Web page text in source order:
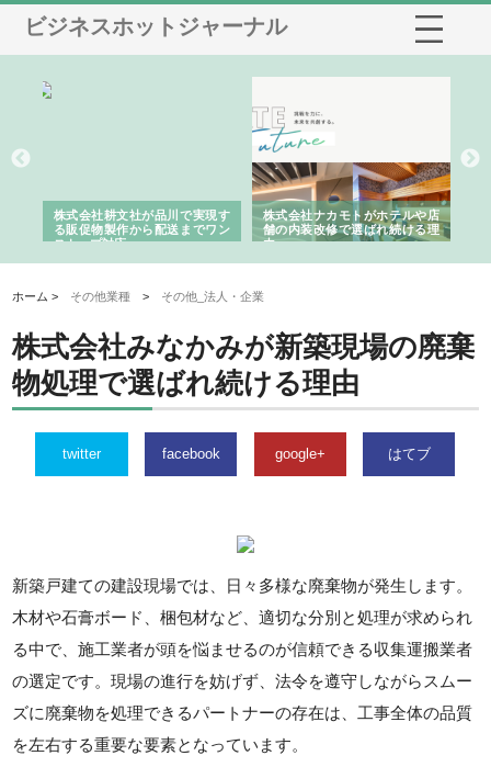
ビジネスホットジャーナル
株式会社耕文社が品川で実現す
る販促物製作から配送までワン
ストップ対応
株式会社ナカモトがホテルや店
舗の内装改修で選ばれ続ける理
由
ホーム > その他業種 > その他_法人・企業
株式会社みなかみが新築現場の廃棄
物処理で選ばれ続ける理由
twitter facebook google+ はてブ
新築戸建ての建設現場では、日々多様な廃棄物が発生します。
木材や石膏ボード、梱包材など、適切な分別と処理が求められ
る中で、施工業者が頭を悩ませるのが信頼できる収集運搬業者
の選定です。現場の進行を妨げず、法令を遵守しながらスムー
ズに廃棄物を処理できるパートナーの存在は、工事全体の品質
を左右する重要な要素となっています。